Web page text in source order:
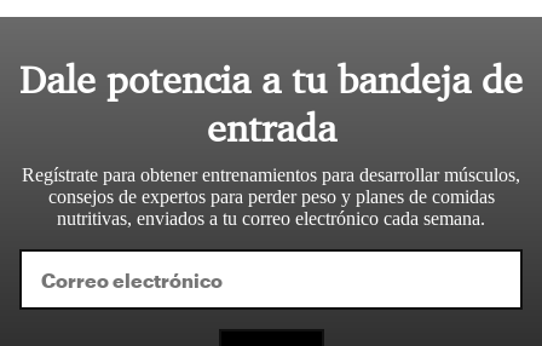
Dale potencia a tu bandeja de
entrada
Regístrate para obtener entrenamientos para desarrollar músculos,
consejos de expertos para perder peso y planes de comidas
nutritivas, enviados a tu correo electrónico cada semana.